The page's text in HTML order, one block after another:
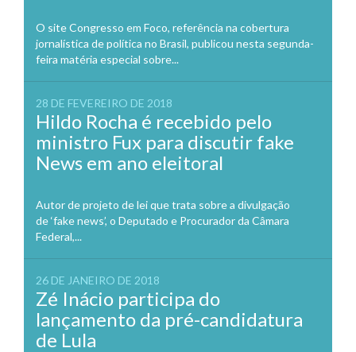
O site Congresso em Foco, referência na cobertura
jornalística de política no Brasil, publicou nesta segunda-
feira matéria especial sobre...
28 DE FEVEREIRO DE 2018
Hildo Rocha é recebido pelo
ministro Fux para discutir fake
News em ano eleitoral
Autor de projeto de lei que trata sobre a divulgação
de ‘fake news’, o Deputado e Procurador da Câmara
Federal,...
26 DE JANEIRO DE 2018
Zé Inácio participa do
lançamento da pré-candidatura
de Lula